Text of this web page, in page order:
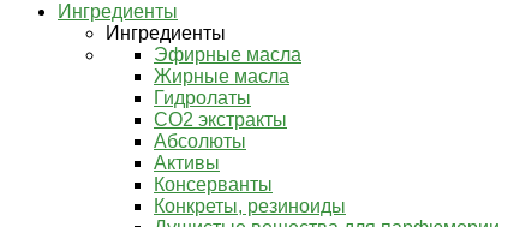
Ингредиенты
Ингредиенты
Эфирные масла
Жирные масла
Гидролаты
СО2 экстракты
Абсолюты
Активы
Консерванты
Конкреты, резиноиды